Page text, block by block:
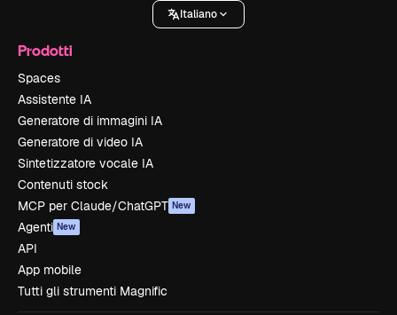
Italiano
Prodotti
Spaces
Assistente IA
Generatore di immagini IA
Generatore di video IA
Sintetizzatore vocale IA
Contenuti stock
MCP per Claude/ChatGPT New
Agenti New
API
App mobile
Tutti gli strumenti Magnific